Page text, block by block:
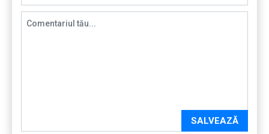
SALVEAZĂ